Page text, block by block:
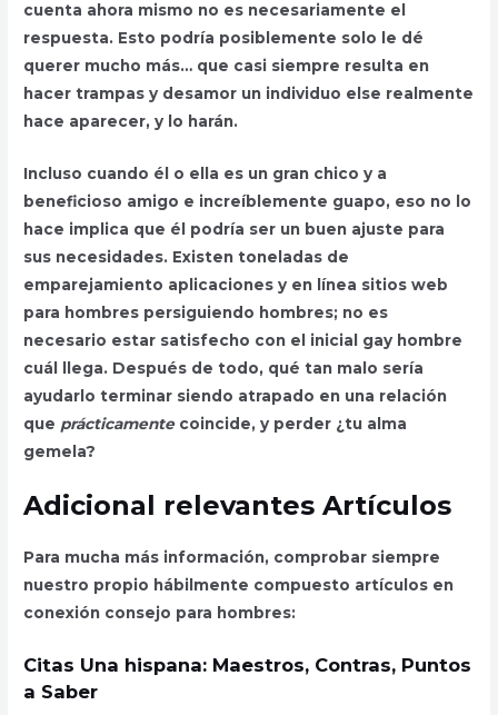
cuenta ahora mismo no es necesariamente el
respuesta. Esto podría posiblemente solo le dé
querer mucho más… que casi siempre resulta en
hacer trampas y desamor un individuo else realmente
hace aparecer, y lo harán.
Incluso cuando él o ella es un gran chico y a
beneficioso amigo e increíblemente guapo, eso no lo
hace implica que él podría ser un buen ajuste para
sus necesidades. Existen toneladas de
emparejamiento aplicaciones y en línea sitios web
para hombres persiguiendo hombres; no es
necesario estar satisfecho con el inicial gay hombre
cuál llega. Después de todo, qué tan malo sería
ayudarlo terminar siendo atrapado en una relación
que prácticamente coincide, y perder ¿tu alma
gemela?
Adicional relevantes Artículos
Para mucha más información, comprobar siempre
nuestro propio hábilmente compuesto artículos en
conexión consejo para hombres:
Citas Una hispana: Maestros, Contras, Puntos
a Saber